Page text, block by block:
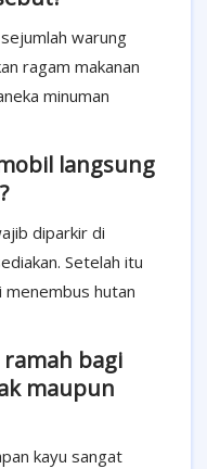
warung
ragam makanan
minuman
langsung
diparkir di
Setelah itu
hutan
ramah bagi
maupun
kayu sangat